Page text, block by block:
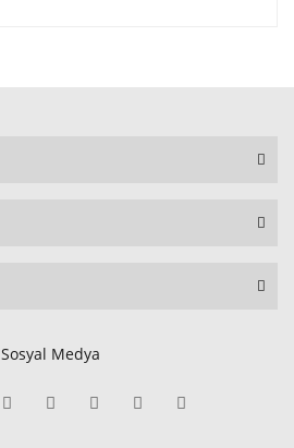
Sosyal Medya